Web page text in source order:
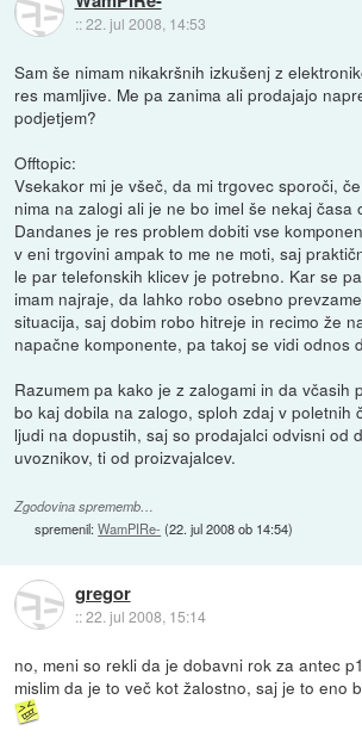
::22. jul 2008, 14:53
Sam še nimam nikakršnih izkušenj z
res mamljive. Me pa zanima ali prodajajo
podjetjem?
Offtopic:
Vsekakor mi je všeč, da mi trgovec sporoči,
nima na zalogi ali je ne bo imel še nekaj časa
Dandanes je res problem dobiti vse
v eni trgovini ampak to me ne moti, saj
le par telefonskih klicev je potrebno. Kar se
imam najraje, da lahko robo osebno
situacija, saj dobim robo hitreje in recimo že
napačne komponente, pa takoj se vidi odnos
Razumem pa kako je z zalogami in da včasih
bo kaj dobila na zalogo, sploh zdaj v poletnih
ljudi na dopustih, saj so prodajalci odvisni od
uvoznikov, ti od proizvajalcev.
Zgodovina sprememb…
spremenil:WamPIRe- (22. jul 2008 ob 14:54)
gregor
::22. jul 2008, 15:14
no, meni so rekli da je dobavni rok za antec
mislim da je to več kot žalostno, saj je to eno